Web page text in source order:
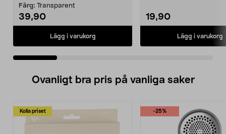
Färg: Transparent
39,90
Lägg i varukorg
19,90
Lägg i varukorg
Ovanligt bra pris på vanliga saker
Kolla priset -25%